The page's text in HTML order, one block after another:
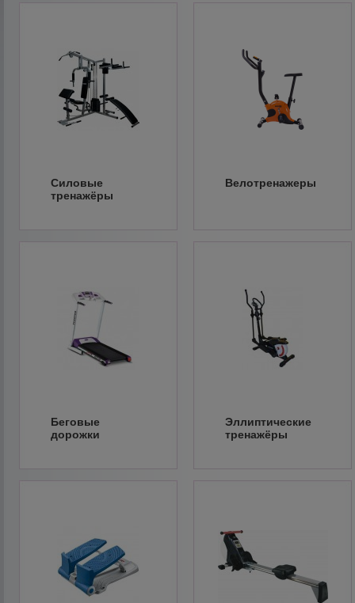
Силовые
тренажёры
Велотренажеры
Беговые
дорожки
Эллиптические
тренажёры